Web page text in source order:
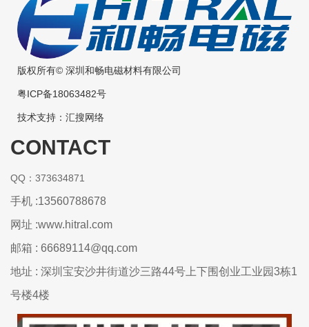
版权所有© 深圳和畅电磁材料有限公司
粤ICP备18063482号
技术支持： 汇搜网络
CONTACT
QQ：373634871
手机 :13560788678
网址 :www.hitral.com
邮箱 : 66689114@qq.com
地址 : 深圳宝安沙井街道沙三路44号上下围创业工业园3栋1
号楼4楼